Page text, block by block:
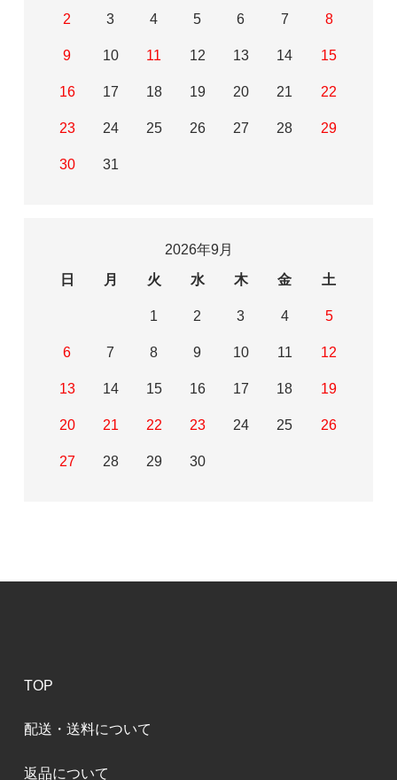
2 3 4 5 6 7 8
9 10 11 12 13 14 15
16 17 18 19 20 21 22
23 24 25 26 27 28 29
30 31
2026年9月
日
月 火 水 木 金 土
1 2 3 4 5
6 7 8 9 10 11 12
13 14 15 16 17 18 19
20 21 22 23 24 25 26
27 28 29 30
TOP
配送・送料について
返品について